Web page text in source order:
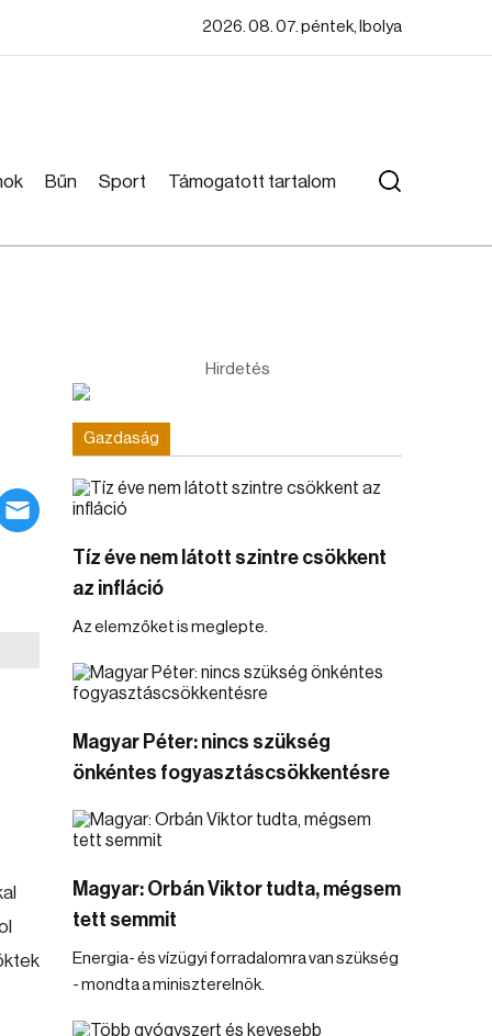
2026. 08. 07. péntek, Ibolya
Bűn Sport Támogatott tartalom
Hirdetés
Gazdaság
Tíz éve nem látott szintre csökkent
az infláció
Az elemzőket is meglepte.
Magyar Péter: nincs szükség
önkéntes fogyasztáscsökkentésre
Magyar: Orbán Viktor tudta, mégsem
tett semmit
Energia- és vízügyi forradalomra van szükség
- mondta a miniszterelnök.